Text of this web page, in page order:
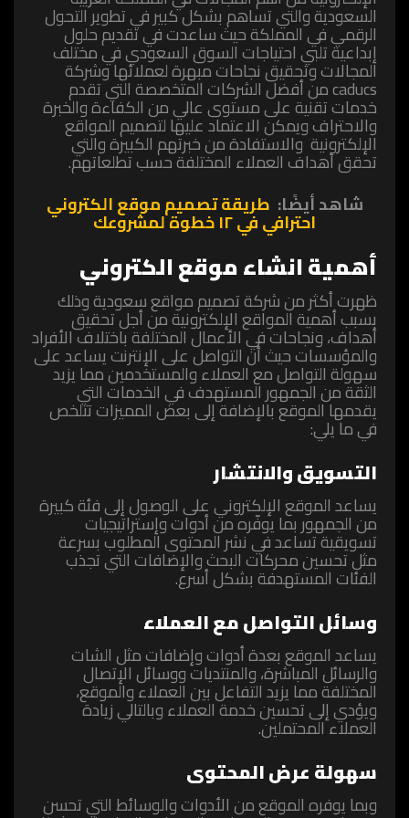
السعودية والتي تساهم بشكل كبير في تطوير التحول
الرقمي في المملكة ‏حيث ساعدت في تقديم حلول
إبداعية تلبي احتياجات السوق السعودي في مختلف
المجالات وتحقيق نجاحات مبهرة لعملائها وشركة
caducsمن أفضل الشركات المتخصصة التي تقدم
خدمات تقنية على مستوى عالي من الكفاءة والخبرة
والاحتراف ويمكن الاعتماد عليها لتصميم المواقع
الإلكترونية والاستفادة من خبرتهم الكبيرة والتي
تحقق أهداف العملاء المختلفة حسب تطلعاتهم.
شاهد أيضًا: طريقة تصميم موقع الكتروني
احترافي في ١٢ خطوة لمشروعك
أهمية انشاء موقع الكتروني
ظهرت أكثر منشركة تصميم مواقع سعوديةوذلك
بسبب أهمية المواقع الإلكترونية من أجل تحقيق
أهداف، ونجاحات في الأعمال المختلفة باختلاف الأفراد
والمؤسسات حيث أن التواصل على الإنترنت يساعد على
سهولة التواصل مع العملاء والمستخدمين مما يزيد
الثقة من الجمهور المستهدف في الخدمات التي
يقدمها الموقع بالإضافة إلى بعض المميزات تتلخص
في ما يلي:
التسويق والانتشار
‏يساعد الموقع الإلكتروني على الوصول إلى فئة كبيرة
من الجمهور بما يوفّره من أدوات وإستراتيجيات
تسويقية تساعد في نشر المحتوى المطلوب بسرعة
مثل تحسين محركات البحث والإضافات التي تجذب
الفئات المستهدفة بشكل أسرع.
‏وسائل التواصل مع العملاء
‏يساعد الموقع بعدة أدوات وإضافات مثل الشات
والرسائل المباشرة، والمنتديات ووسائل الإتصال
المختلفة مما يزيد التفاعل بين العملاء والموقع،
ويؤدي إلى تحسين خدمة العملاء وبالتالي زيادة
العملاء المحتملين.
سهولة عرض المحتوى
‏وبما يوفره الموقع ‏من الأدوات والوسائط ‏التي ‏تحسن